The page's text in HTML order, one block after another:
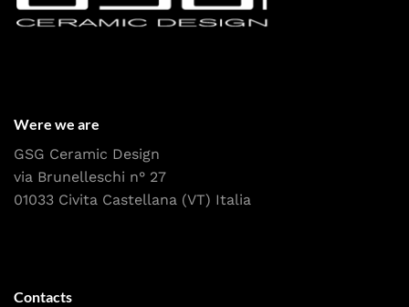
Were we are
GSG Ceramic Design
via Brunelleschi n° 27
01033 Civita Castellana (VT) Italia
Contacts